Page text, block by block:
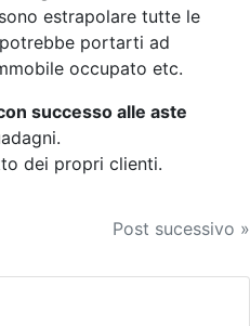
estrapolare tutte le
portarti ad
occupato etc.
successo alle aste
dei propri clienti.
Post sucessivo »